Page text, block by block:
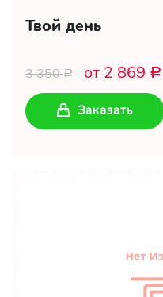
Твой день
3 350Р от 2 869 Р
Заказать